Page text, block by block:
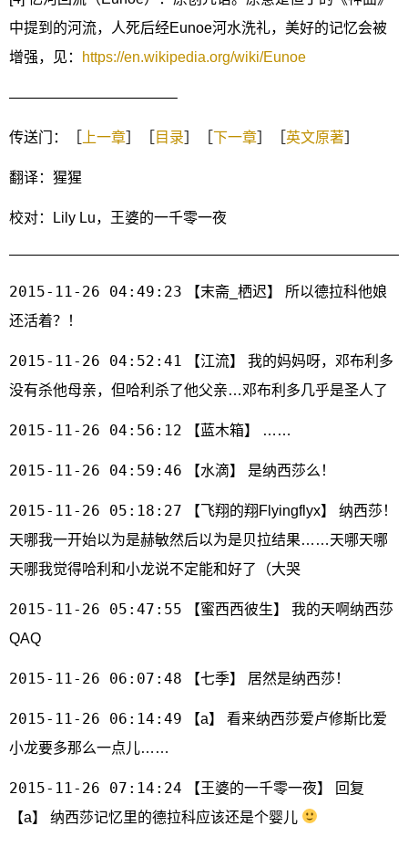
中提到的河流，人死后经Eunoe河水洗礼，美好的记忆会被
增强，见：
https://en.wikipedia.org/wiki/Eunoe
———————————–
传送门：［ 上一章 目录 下一章 英文原著
翻译：猩猩
校对：Lily Lu，王婆的一千零一夜
2015-11-26 04:49:23 【末斋_栖迟】 所以德拉科他娘
还活着？！
2015-11-26 04:52:41
【江流】 我的妈妈呀，邓布利多
没有杀他母亲，但哈利杀了他父亲…邓布利多几乎是圣人了
2015-11-26 04:56:12 【蓝木箱】 ……
2015-11-26 04:59:46 【水滴】 是纳西莎么！
2015-11-26 05:18:27 【飞翔的翔Flyingflyx】 纳西莎！
天哪我一开始以为是赫敏然后以为是贝拉结果……天哪天哪
天哪我觉得哈利和小龙说不定能和好了（大哭
2015-11-26 05:47:55 【蜜西西彼生】 我的天啊纳西莎
QAQ
2015-11-26 06:07:48 【七季】 居然是纳西莎！
2015-11-26 06:14:49 【a】 看来纳西莎爱卢修斯比爱
小龙要多那么一点儿……
2015-11-26 07:14:24 【王婆的一千零一夜】 回复
【a】 纳西莎记忆里的德拉科应该还是个婴儿